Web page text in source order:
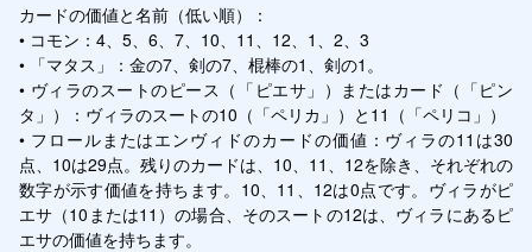
カードの価値と名前（低い順）：
• コモン：4、5、6、7、10、11、12、1、2、3
• 「マタス」：金の7、剣の7、棍棒の1、剣の1。
• ヴィラのスートのピース（「ピエサ」）またはカード（「ピン
タ」）：ヴィラのスートの10（「ペリカ」）と11（「ペリコ」）
• フロールまたはエンヴィドのカードの価値：ヴィラの11は30
点、10は29点。残りのカードは、10、11、12を除き、それぞれの
数字が示す価値を持ちます。10、11、12は0点です。ヴィラがピ
エサ（10または11）の場合、そのスートの12は、ヴィラにあるピ
エサの価値を持ちます。